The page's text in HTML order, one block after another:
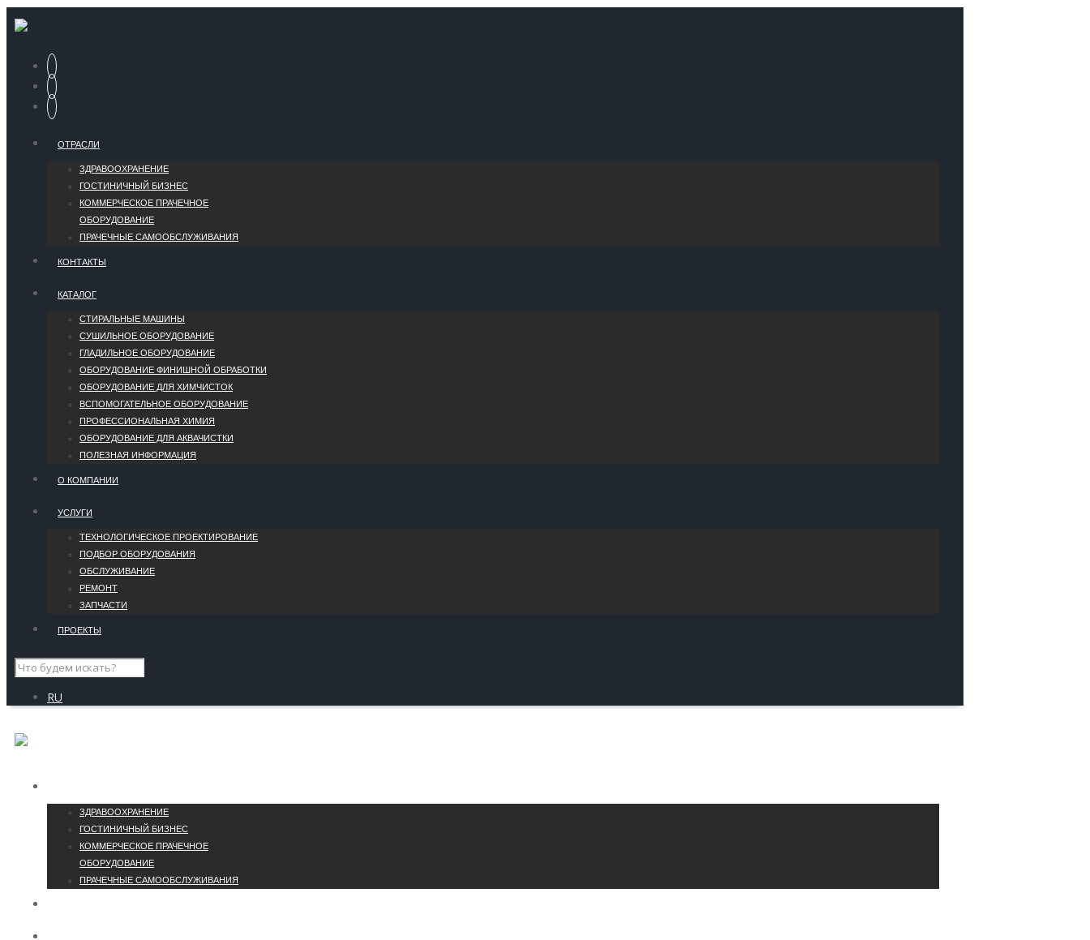
ОТРАСЛИ
ЗДРАВООХРАНЕНИЕ
ГОСТИНИЧНЫЙ БИЗНЕС
КОММЕРЧЕСКОЕ ПРАЧЕЧНОЕ
ОБОРУДОВАНИЕ
ПРАЧЕЧНЫЕ САМООБСЛУЖИВАНИЯ
КОНТАКТЫ
КАТАЛОГ
СТИРАЛЬНЫЕ МАШИНЫ
СУШИЛЬНОЕ ОБОРУДОВАНИЕ
ГЛАДИЛЬНОЕ ОБОРУДОВАНИЕ
ОБОРУДОВАНИЕ ФИНИШНОЙ ОБРАБОТКИ
ОБОРУДОВАНИЕ ДЛЯ ХИМЧИСТОК
ВСПОМОГАТЕЛЬНОЕ ОБОРУДОВАНИЕ
ПРОФЕССИОНАЛЬНАЯ ХИМИЯ
ОБОРУДОВАНИЕ ДЛЯ АКВАЧИСТКИ
ПОЛЕЗНАЯ ИНФОРМАЦИЯ
О КОМПАНИИ
УCЛУГИ
ТЕХНОЛОГИЧЕСКОЕ ПРОЕКТИРОВАНИЕ
ПОДБОР ОБОРУДОВАНИЯ
ОБСЛУЖИВАНИЕ
РЕМОНТ
ЗАПЧАСТИ
ПРОЕКТЫ
RU
ЗДРАВООХРАНЕНИЕ
ГОСТИНИЧНЫЙ БИЗНЕС
КОММЕРЧЕСКОЕ ПРАЧЕЧНОЕ
ОБОРУДОВАНИЕ
ПРАЧЕЧНЫЕ САМООБСЛУЖИВАНИЯ